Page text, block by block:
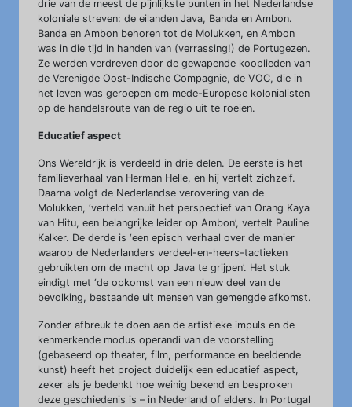
drie van de meest de pijnlijkste punten in het Nederlandse
koloniale streven: de eilanden Java, Banda en Ambon.
Banda en Ambon behoren tot de Molukken, en Ambon
was in die tijd in handen van (verrassing!) de Portugezen.
Ze werden verdreven door de gewapende kooplieden van
de Verenigde Oost-Indische Compagnie, de VOC, die in
het leven was geroepen om mede-Europese kolonialisten
op de handelsroute van de regio uit te roeien.
Educatief aspect
Ons Wereldrijk is verdeeld in drie delen. De eerste is het
familieverhaal van Herman Helle, en hij vertelt zichzelf.
Daarna volgt de Nederlandse verovering van de
Molukken, ‘verteld vanuit het perspectief van Orang Kaya
van Hitu, een belangrijke leider op Ambon’, vertelt Pauline
Kalker. De derde is ‘een episch verhaal over de manier
waarop de Nederlanders verdeel-en-heers-tactieken
gebruikten om de macht op Java te grijpen’. Het stuk
eindigt met ‘de opkomst van een nieuw deel van de
bevolking, bestaande uit mensen van gemengde afkomst.
Zonder afbreuk te doen aan de artistieke impuls en de
kenmerkende modus operandi van de voorstelling
(gebaseerd op theater, film, performance en beeldende
kunst) heeft het project duidelijk een educatief aspect,
zeker als je bedenkt hoe weinig bekend en besproken
deze geschiedenis is – in Nederland of elders. In Portugal